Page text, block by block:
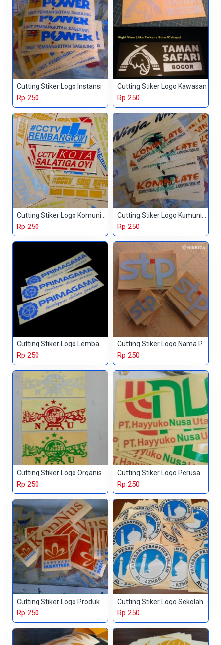
Cutting Stiker Logo Instansi
Rp 250
Cutting Stiker Logo Kawasan
Rp 250
Cutting Stiker Logo Komunitas
Rp 250
Cutting Stiker Logo Kumunitas
Rp 250
Rp 250 Rp 250
Rp 250 Rp 250
Cutting Stiker Logo Produk
Rp 250
Cutting Stiker Logo Sekolah
Rp 250